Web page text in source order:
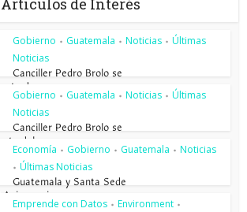
Articulos de Interés
Gobierno • Guatemala • Noticias • Últimas
Noticias
Canciller Pedro Brolo se
de...
Gobierno • Guatemala • Noticias • Últimas
Noticias
Canciller Pedro Brolo se
del...
Economía • Gobierno • Guatemala • Noticias
• Últimas Noticias
Guatemala y Santa Sede
Emprende con Datos • Environment •